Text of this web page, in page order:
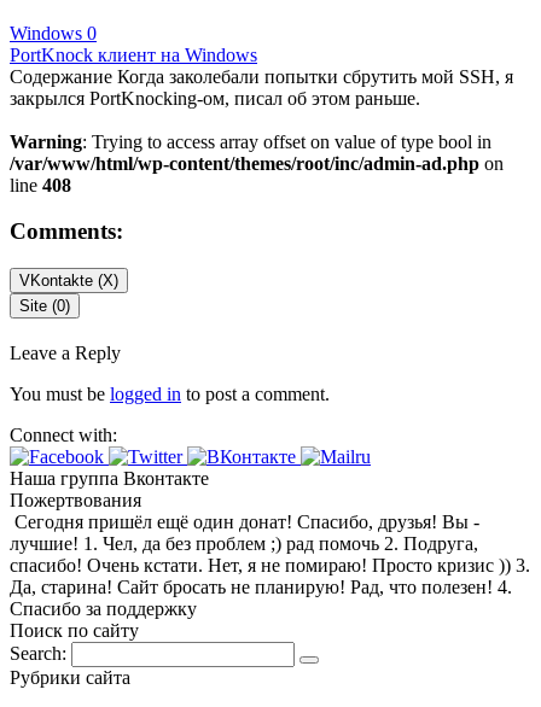
Windows 0
PortKnock клиент на Windows
Содержание Когда заколебали попытки сбрутить мой SSH, я
закрылся PortKnocking-ом, писал об этом раньше.
Warning: Trying to access array offset on value of type bool in
/var/www/html/wp-content/themes/root/inc/admin-ad.php on
line 408
Comments:
VKontakte (X)
Site (0)
Leave a Reply
You must be logged in to post a comment.
Connect with:
Наша группа Вконтакте
Пожертвования
Сегодня пришёл ещё один донат! Спасибо, друзья! Вы -
лучшие! 1. Чел, да без проблем ;) рад помочь 2. Подруга,
спасибо! Очень кстати. Нет, я не помираю! Просто кризис )) 3.
Да, старина! Сайт бросать не планирую! Рад, что полезен! 4.
Спасибо за поддержку
Поиск по сайту
Search:
Рубрики сайта